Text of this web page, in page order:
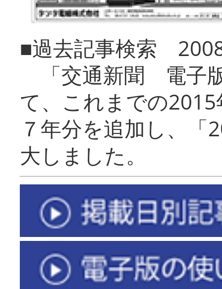
■過去記事検索
「交通新聞 電子
て、これまでの
７年分を追加し、「
大しまし